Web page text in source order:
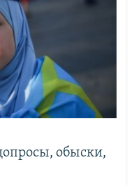
обыски,